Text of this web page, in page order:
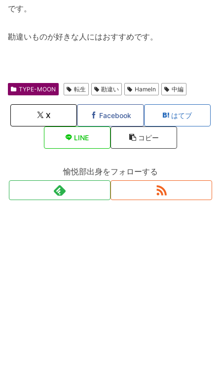
です。
勘違いものが好きな人にはおすすめです。
TYPE-MOON 転生 勘違い Hameln 中編
X Facebook はてブ
LINE コピー
愉悦部出身をフォローする